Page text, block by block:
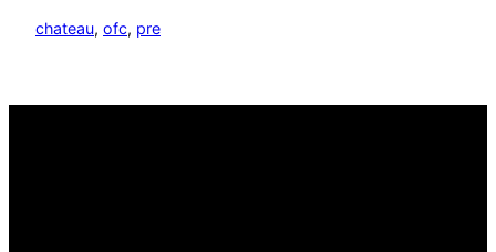
chateau, ofc, pre